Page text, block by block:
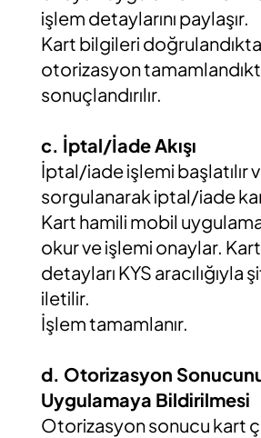
işlem detaylarını paylaşır.
Kart bilgileri
otorizasyon
sonuçlandırılır.
c. İptal/İade Akışı
İptal/iade işlemi başlatılır
sorgulanarak iptal/iade
Kart hamili mobil
okur ve işlemi onaylar.
detayları KYS aracılığıyla
iletilir.
İşlem tamamlanır.
d. Otorizasyon
Uygulamaya Bildirilmesi
Otorizasyon sonucu kart